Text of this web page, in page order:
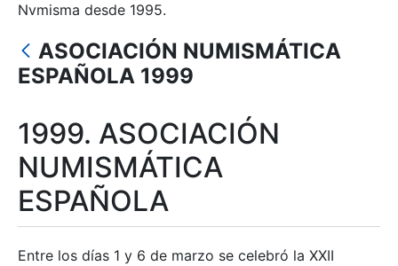
Mostra/Amaga
Mostra/Amaga
Mostra/Amaga
Nvmisma desde 1995.
ASOCIACIÓN NUMISMÁTICA
ESPAÑOLA 1999
1999. ASOCIACIÓN
NUMISMÁTICA
ESPAÑOLA
Entre los días 1 y 6 de marzo se celebró la XXII